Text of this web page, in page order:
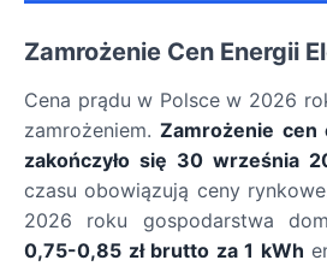
Zamrożenie Cen Energii
Cena prądu w Polsce w 2026
zamrożeniem.Zamrożenie cen
zakończyło się 30 września
czasu obowiązują ceny
2026 roku gospodarstwa
0,75-0,85 zł brutto za 1 kWh